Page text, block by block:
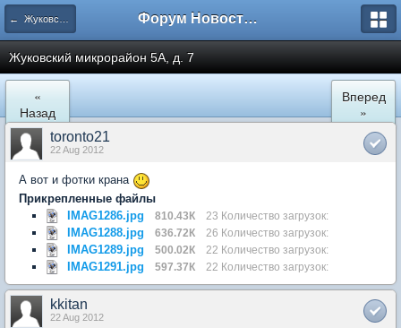
← Жуковский Форум Новостройки
Жуковский микрорайон 5А, д. 7
«
Назад
Вперед
»
toronto21
22 Aug 2012
А вот и фотки крана
Прикрепленные файлы
IMAG1286.jpg
810.43К 23 Количество загрузок:
IMAG1288.jpg 636.72К 26 Количество загрузок:
IMAG1289.jpg 500.02К 22 Количество загрузок:
IMAG1291.jpg 597.37К 22 Количество загрузок:
kkitan
22 Aug 2012